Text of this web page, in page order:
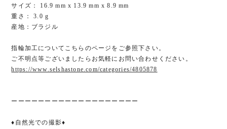
サイズ： 16.9 mm x 13.9 mm x 8.9 mm
重さ： 3.0 g
産地：ブラジル
指輪加工についてこちらのページをご参照下さい。
ご不明点等ございましたらお気軽にお問い合わせください。
https://www.selshastone.com/categories/4805878
ーーーーーーーーーーーーーーーーーーー
♦︎自然光での撮影♦︎